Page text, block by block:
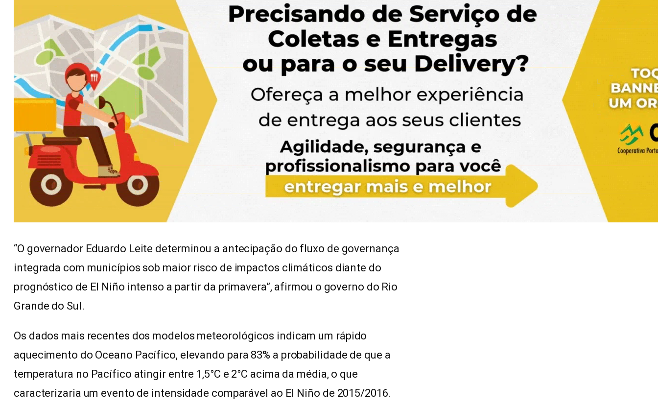
“O governador Eduardo Leite determinou a antecipação do fluxo de governança
integrada com municípios sob maior risco de impactos climáticos diante do
prognóstico de El Niño intenso a partir da primavera”, afirmou o governo do Rio
Grande do Sul.
Os dados mais recentes dos modelos meteorológicos indicam um rápido
aquecimento do Oceano Pacífico, elevando para 83% a probabilidade de que a
temperatura no Pacífico atingir entre 1,5°C e 2°C acima da média, o que
caracterizaria um evento de intensidade comparável ao El Niño de 2015/2016.